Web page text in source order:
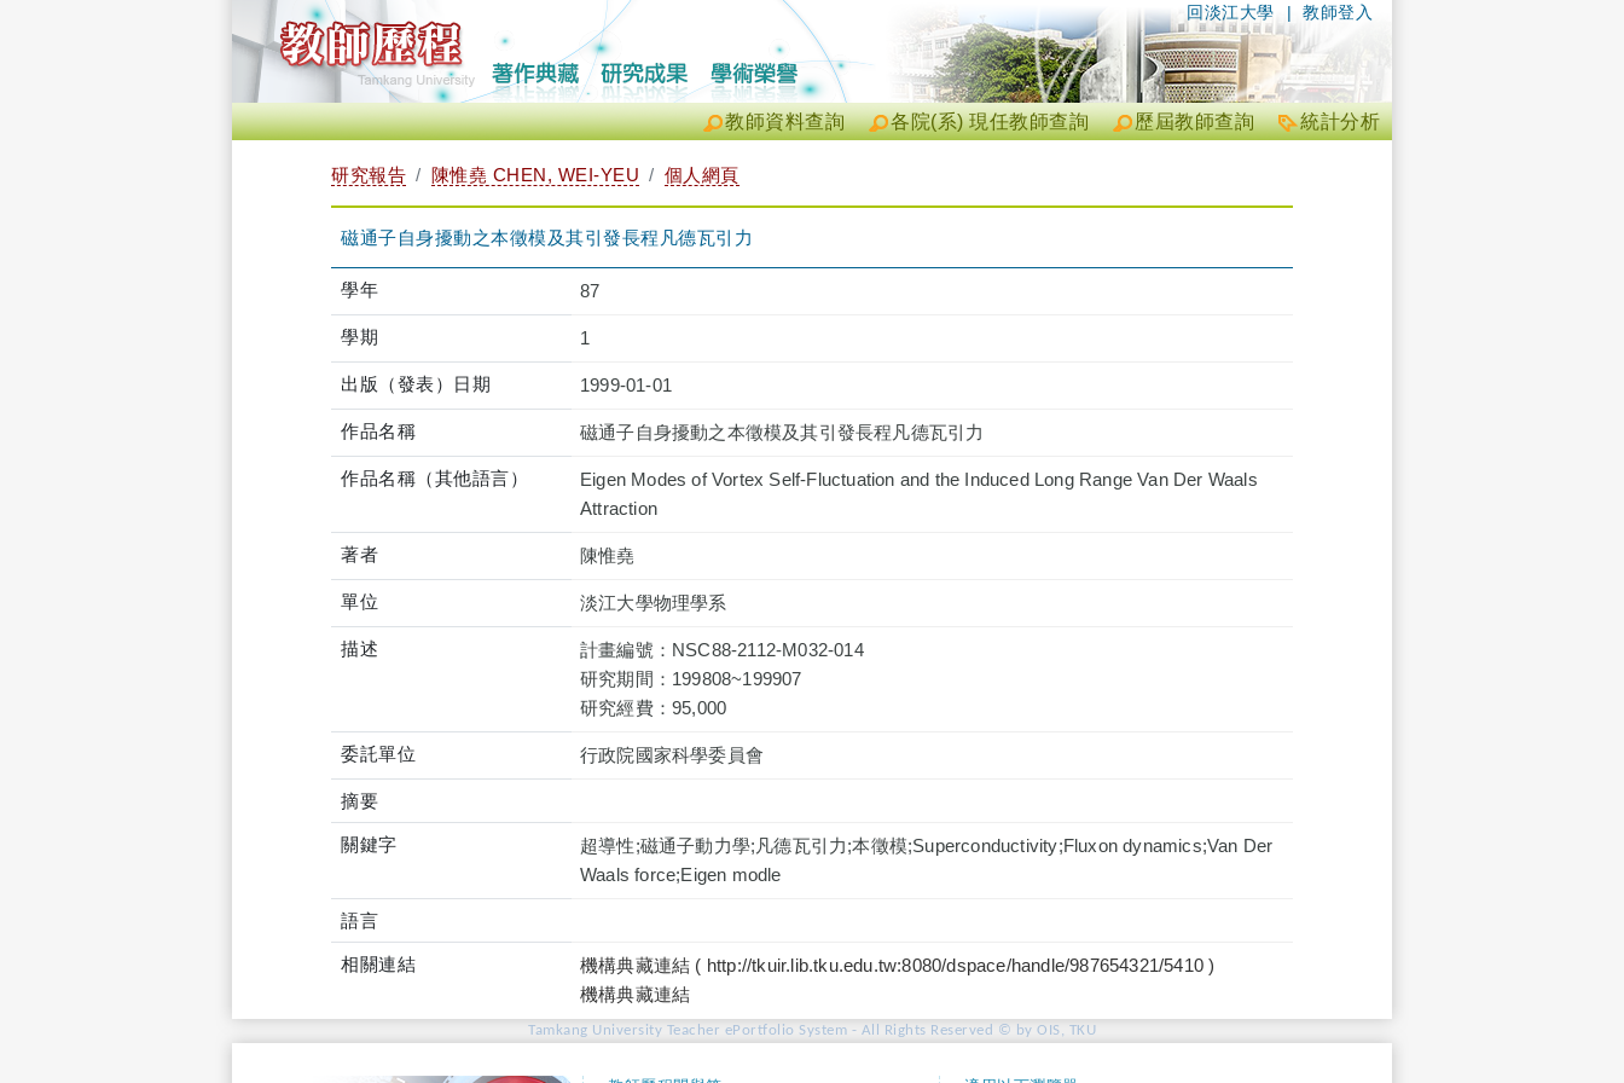
| 教師登入
回淡江大學
統計分析
歷屆教師查詢
各院(系) 現任教師查詢
教師資料查詢
研究報告 陳惟堯 CHEN, WEI-YEU 個人網頁
磁通子自身擾動之本徵模及其引發長程凡德瓦引力
學年 87
學期 1
出版（發表）日期 1999-01-01
作品名稱 磁通子自身擾動之本徵模及其引發長程凡德瓦引力
作品名稱（其他語言）
Eigen Modes of Vortex Self-Fluctuation and the Induced Long Range Van Der Waals
Attraction
著者 陳惟堯
單位 淡江大學物理學系
描述
計畫編號：NSC88-2112-M032-014
研究期間：199808~199907
研究經費：95,000
委託單位 行政院國家科學委員會
摘要
關鍵字
超導性;磁通子動力學;凡德瓦引力;本徵模;Superconductivity;Fluxon dynamics;Van Der
Waals force;Eigen modle
語言
相關連結
機構典藏連結 ( http://tkuir.lib.tku.edu.tw:8080/dspace/handle/987654321/5410 )
機構典藏連結
Tamkang University Teacher ePortfolio System - All Rights Reserved © by OIS, TKU